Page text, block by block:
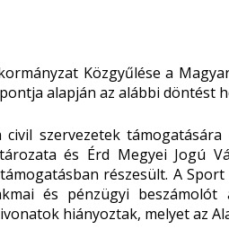
Közgyűlése a
pontja alapján az alábbi döntést
szervezetek
és Érd Megyei Jogú
részesült. A
és pénzügyi
hiányoztak, melyet az